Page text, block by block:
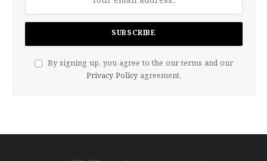
By signing up, you agree to the our terms and our
Privacy Policy agreement.